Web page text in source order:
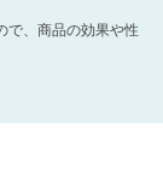
で、商品の効果や性